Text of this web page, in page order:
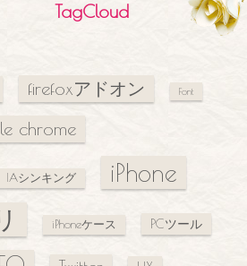
TagCloud
firefoxアドオン Font
chrome
IAシンキング
iPhone
iPhoneケース PCツール